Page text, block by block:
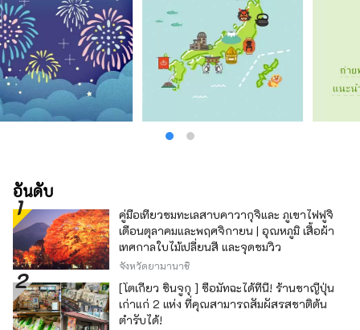
อันดับ
คู่มือเที่ยวชมทะเลสาบคาวากุจิและ ภูเขาไฟฟูจิ
เดือนตุลาคมและพฤศจิกายน | อุณหภูมิ เสื้อผ้า
เทศกาลใบไม้เปลี่ยนสี และจุดชมวิว
จังหวัดยามานาชิ
[โตเกียว ชินจูกุ ] ซื้อมัทฉะได้ที่นี่! ร้านชาญี่ปุ่น
เก่าแก่ 2 แห่ง ที่คุณสามารถสัมผัสรสชาติต้น
ตำรับได้!